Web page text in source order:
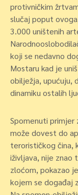
protivničkim
slučaj poput
3.000 uništenih
koji se nedavno
Mostaru kad je
obilježja, upućuju,
dinamiku ostalih
Spomenuti primjer
može dovest do
terorističkog čina,
iživljava, nije znao
zloćom, pokazao
kojem se događaj